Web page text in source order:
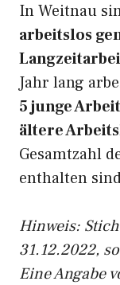
In Weitnau
arbeitslos
Jahr lang
5 junge
ältere
Gesamtzahl
enthalten
Hinweis:
31.12.2022,
Eine Angabe